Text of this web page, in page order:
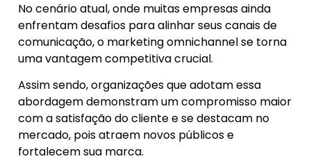
No cenário atual, onde muitas empresas ainda
enfrentam desafios para alinhar seus canais de
comunicação, o marketing omnichannel se torna
uma vantagem competitiva crucial.
Assim sendo, organizações que adotam essa
abordagem demonstram um compromisso maior
com a satisfação do cliente e se destacam no
mercado, pois atraem novos públicos e
fortalecem sua marca.